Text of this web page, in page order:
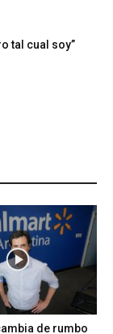
tal cual soy”
de rumbo